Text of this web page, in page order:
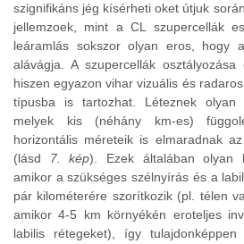
szignifikáns jég kísérheti oket útjuk
jellemzoek, mint a CL szupercellák
leáramlás sokszor olyan eros, hogy
alávágja. A szupercellák osztályozása
hiszen egyazon vihar vizuális és
típusba is tartozhat. Léteznek olyan
melyek kis (néhány km-es)
horizontális méreteik is elmaradnak
(lásd 7. kép). Ezek általában olyan
amikor a szükséges szélnyírás és a
pár kilométerére szorítkozik (pl. télen
amikor 4-5 km környékén eroteljes
labilis rétegeket), így